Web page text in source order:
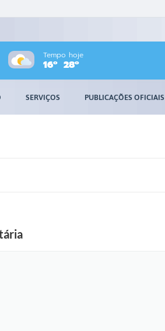
Tempo hoje
16º 28º
SERVIÇOS PUBLICAÇÕES OFICIAIS